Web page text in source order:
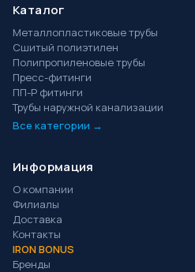
Каталог
Металлопластиковые трубы
Сшитый полиэтилен
Полипропиленовые трубы
Пресс-фитинги
ПП-Р фитинги
Трубы наружной канализации
Все категории →
Информация
О компании
Филиалы
Доставка
Контакты
IRON BONUS
Бренды